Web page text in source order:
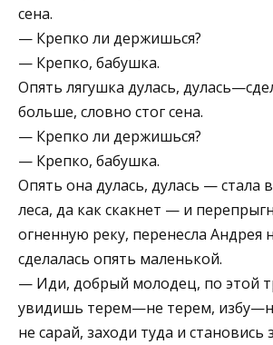
сена.
— Крепко ли держишься?
— Крепко, бабушка.
Опять лягушка дулась,
больше, словно стог сена.
— Крепко ли держишься?
— Крепко, бабушка.
Опять она дулась, дулась — стала
леса, да как скакнет — и
огненную реку, перенесла Андрея
сделалась опять маленькой.
— Иди, добрый молодец, по этой
увидишь терем—не терем,
не сарай, заходи туда и